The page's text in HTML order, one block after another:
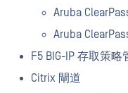
Aruba
Aruba
F5 BIG-IP 存取策略
Citrix 閘道